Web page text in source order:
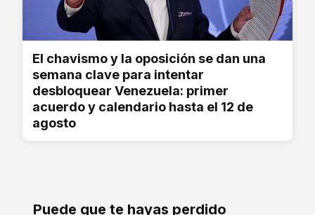
El chavismo y la oposición se dan una
semana clave para intentar
desbloquear Venezuela: primer
acuerdo y calendario hasta el 12 de
agosto
Puede que te hayas perdido